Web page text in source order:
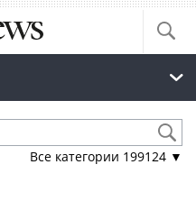
Все категории 199124 ▼